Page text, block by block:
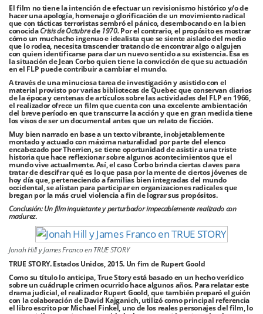
El film no tiene la intención de efectuar un revisionismo histórico y/o de
hacer una apología, homenaje o glorificación de un movimiento radical
que con tácticas terroristas sembró el pánico, desembocando en la bien
conocidaCrisis de Octubrede 1970. Por el contrario, el propósito es mostrar
cómo un muchacho ingenuo e idealista que se siente aislado del medio
que lo rodea, necesita trascender tratando de encontrar algo o alguien
con quien identificarse para dar un nuevo sentido a su existencia. Ésa es
la situación de Jean Corbo quien tiene la convicción de que su actuación
en el FLP puede contribuir a cambiar el mundo.
A través de una minuciosa tarea de investigación y asistido con el
material provisto por varias bibliotecas de Quebec que conservan diarios
de la época y centenas de artículos sobre las actividades del FLP en 1966,
el realizador ofrece un film que cuenta con una excelente ambientación
del breve período en que transcurre la acción y que en gran medida tiene
los visos de ser un documental antes que un relato de ficción.
Muy bien narrado en base a un texto vibrante, inobjetablemente
montado y actuado con máxima naturalidad por parte del elenco
encabezado por Therrien, se tiene oportunidad de asistir a una triste
historia que hace reflexionar sobre algunos acontecimientos que el
mundo vive actualmente. Así, el caso Corbo brinda ciertas claves para
tratar de descifrar qué es lo que pasa por la mente de ciertos jóvenes de
hoy día que, perteneciendo a familias bien integradas del mundo
occidental, se alistan para participar en organizaciones radicales que
bregan por la más cruel violencia a fin de lograr sus propósitos.
Conclusión: Un film inquietante y perturbador impecablemente realizado con
madurez.
Jonah Hill y James Franco en TRUE STORY
TRUE STORY. Estados Unidos, 2015. Un fim de Rupert Goold
Como su título lo anticipa, True Story está basado en un hecho verídico
sobre un cuádruple crimen ocurrido hace algunos años. Para relatar este
drama judicial, el realizador Rupert Goold, que también preparó el guión
con la colaboración de David Kajganich, utilizó como principal referencia
el libro escrito por Michael Finkel, uno de los reales personajes del film, lo